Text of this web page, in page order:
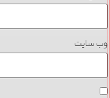
وب‌ سایت